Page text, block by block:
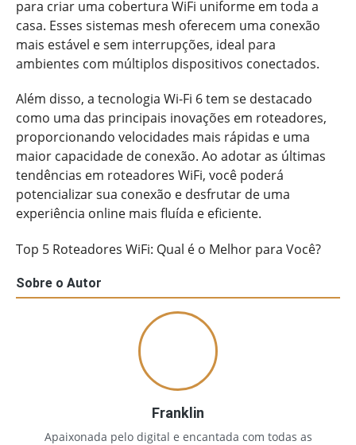
para criar uma cobertura WiFi uniforme em toda a
casa. Esses sistemas mesh oferecem uma conexão
mais estável e sem interrupções, ideal para
ambientes com múltiplos dispositivos conectados.
Além disso, a tecnologia Wi-Fi 6 tem se destacado
como uma das principais inovações em roteadores,
proporcionando velocidades mais rápidas e uma
maior capacidade de conexão. Ao adotar as últimas
tendências em roteadores WiFi, você poderá
potencializar sua conexão e desfrutar de uma
experiência online mais fluída e eficiente.
Top 5 Roteadores WiFi: Qual é o Melhor para Você?
Sobre o Autor
Franklin
Apaixonada pelo digital e encantada com todas as